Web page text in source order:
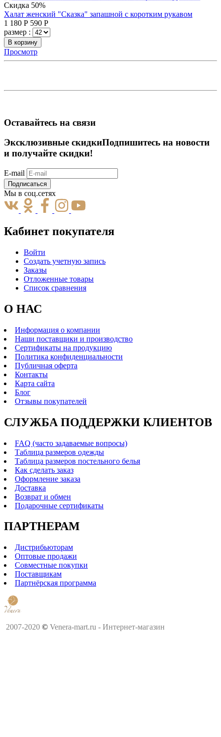
Скидка 50%
Халат женский "Сказка" запашной с коротким рукавом
1 180 Р 590 Р
размер :
В корзину
Просмотр
Оставайтесь на связи
Эксклюзивные скидкиПодпишитесь на новости
и получайте скидки!
E-mail
Подписаться
Мы в соц.сетях
Кабинет покупателя
Войти
Создать учетную запись
Заказы
Отложенные товары
Список сравнения
О НАС
Информация о компании
Наши поставщики и производство
Сертификаты на продукцию
Политика конфиденциальности
Публичная оферта
Контакты
Карта сайта
Блог
Отзывы покупателей
СЛУЖБА ПОДДЕРЖКИ КЛИЕНТОВ
FAQ (часто задаваемые вопросы)
Таблица размеров одежды
Таблица размеров постельного белья
Как сделать заказ
Оформление заказа
Доставка
Возврат и обмен
Подарочные сертификаты
ПАРТНЕРАМ
Дистрибьюторам
Оптовые продажи
Совместные покупки
Поставщикам
Партнёрская программа
2007-2020 © Venera-mart.ru - Интернет-магазин